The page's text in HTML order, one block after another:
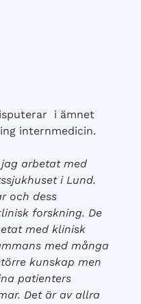
i ämnet
internmedicin.
arbetat med
i Lund.
och dess
forskning. De
med klinisk
med många
kunskap men
patienters
Det är av allra